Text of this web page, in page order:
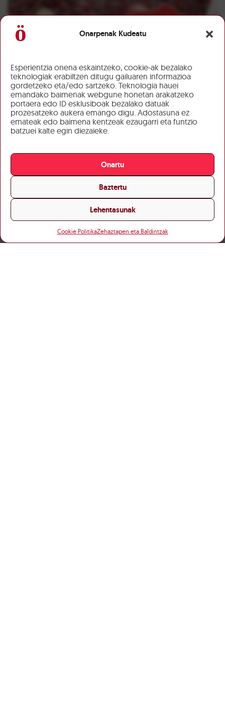
Onarpenak Kudeatu
Esperientzia onena eskaintzeko, cookie-ak bezalako
teknologiak erabiltzen ditugu gailuaren informazioa
gordetzeko eta/edo sartzeko. Teknologia hauei
emandako baimenak webgune honetan arakatzeko
portaera edo ID esklusiboak bezalako datuak
prozesatzeko aukera emango digu. Adostasuna ez
emateak edo baimena kentzeak ezaugarri eta funtzio
batzuei kalte egin diezaieke.
Onartu
Baztertu
Lehentasunak
Cookie PolitikaZehaztapen eta Baldintzak